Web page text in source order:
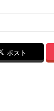
ポスト